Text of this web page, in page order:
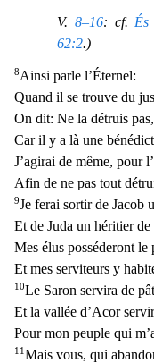
V. 8–16: cf. És
62:2.)
8Ainsi parle l’Éternel:
Quand il se trouve du
On dit: Ne la détruis pas,
Car il y a là une
J’agirai de même, pour
Afin de ne pas tout
9Je ferai sortir de Jacob
Et de Juda un héritier de
Mes élus posséderont le
Et mes serviteurs y
10Le Saron servira de
Et la vallée d’Acor
Pour mon peuple qui
11Mais vous, qui